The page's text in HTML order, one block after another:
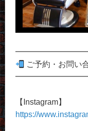
ご予約・お問い
【Instagram】
https://